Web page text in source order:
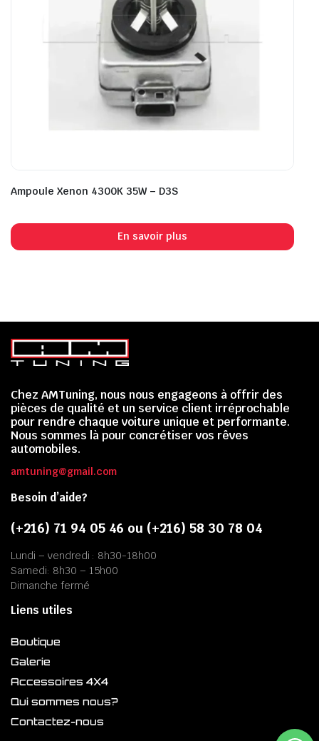
Ampoule Xenon 4300K 35W – D3S
En savoir plus
Chez AMTuning, nous nous engageons à offrir des
pièces de qualité et un service client irréprochable
pour rendre chaque voiture unique et performante.
Nous sommes là pour concrétiser vos rêves
automobiles.
amtuning@gmail.com
Besoin d’aide?
(+216) 71 94 05 46 ou (+216) 58 30 78 04
Lundi – vendredi : 8h30-18h00
Samedi: 8h30 – 15h00
Dimanche fermé
Liens utiles
Boutique
Galerie
Accessoires 4X4
Qui sommes nous?
Contactez-nous